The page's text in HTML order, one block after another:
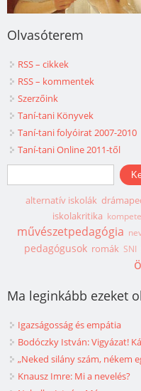
Olvasóterem
RSS – cikkek
RSS – kommentek
Szerzőink
Taní-tani Könyvek
Taní-tani folyóirat 2007-2010
Taní-tani Online 2011-től
Keresés űrlap
Keresés
alternatív iskolák
iskolakritika
művészetpedagógia
pedagógusok romák SNI
Ma leginkább ezeket
Igazságosság és empátia
Bodóczky István: Vigyázat!
„Neked silány szám, nékem
Knausz Imre: Mi a nevelés?